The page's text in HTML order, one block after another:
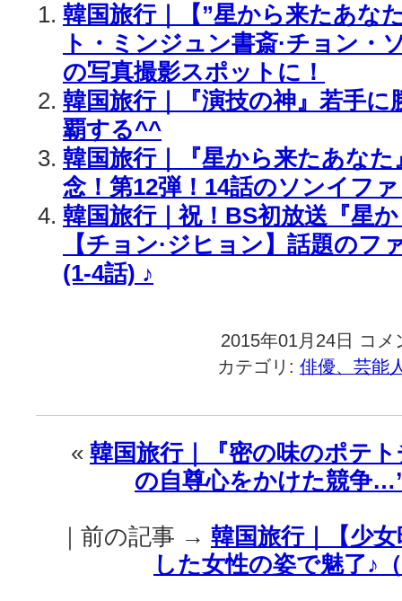
韓国旅行｜【”星から来たあな
ト・ミンジュン書斎·チョン
の写真撮影スポットに！
韓国旅行｜『演技の神』若手に
覇する^^
韓国旅行｜『星から来たあなた
念！第12弾！14話のソンイフ
韓国旅行｜祝！BS初放送『星
【チョン·ジヒョン】話題のフ
(1-4話) ♪
2015年01月24日
韓
国
旅
｜
か
ら
来
あ
な
た』
コメ
カテゴリ: 俳優、芸能
« 韓国旅行｜『密の味のポテ
の自尊心をかけた競争
｜前の記事 → 韓国旅行｜【少
した女性の姿で魅了♪